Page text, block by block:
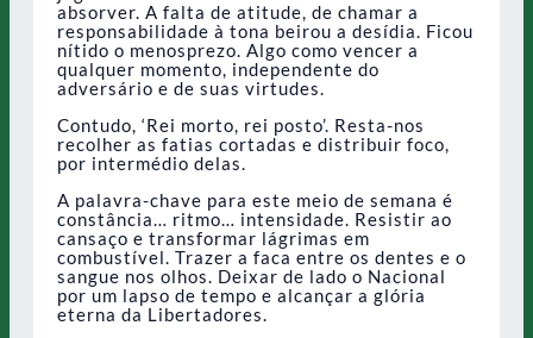
absorver. A falta de atitude, de chamar a
responsabilidade à tona beirou a desídia. Ficou
nítido o menosprezo. Algo como vencer a
qualquer momento, independente do
adversário e de suas virtudes.
Contudo, ‘Rei morto, rei posto’. Resta-nos
recolher as fatias cortadas e distribuir foco,
por intermédio delas.
A palavra-chave para este meio de semana é
constância… ritmo… intensidade. Resistir ao
cansaço e transformar lágrimas em
combustível. Trazer a faca entre os dentes e o
sangue nos olhos. Deixar de lado o Nacional
por um lapso de tempo e alcançar a glória
eterna da Libertadores.